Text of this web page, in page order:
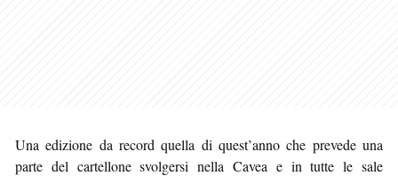
Una edizione da record quella di quest’anno che prevede una
parte del cartellone svolgersi nella Cavea e in tutte le sale